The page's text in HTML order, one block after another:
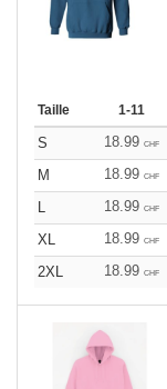
Taille 1-11
S 18.99 CHF
M
18.99 CHF
L
18.99 CHF
XL
18.99 CHF
2XL
18.99 CHF